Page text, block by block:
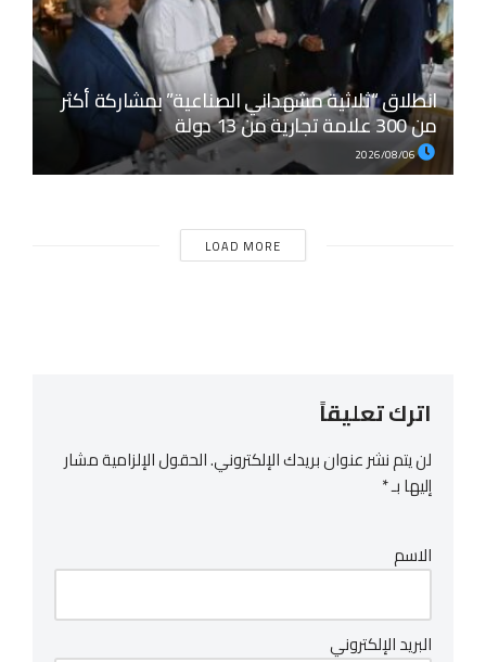
انطلاق “ثلاثية مشهداني الصناعية” بمشاركة أكثر
من 300 علامة تجارية من 13 دولة
2026/08/06
LOAD MORE
اترك تعليقاً
لن يتم نشر عنوان بريدك الإلكتروني.الحقول الإلزامية مشار
إليها بـ*
الاسم
البريد الإلكتروني